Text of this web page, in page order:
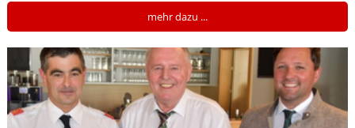
mehr dazu ...